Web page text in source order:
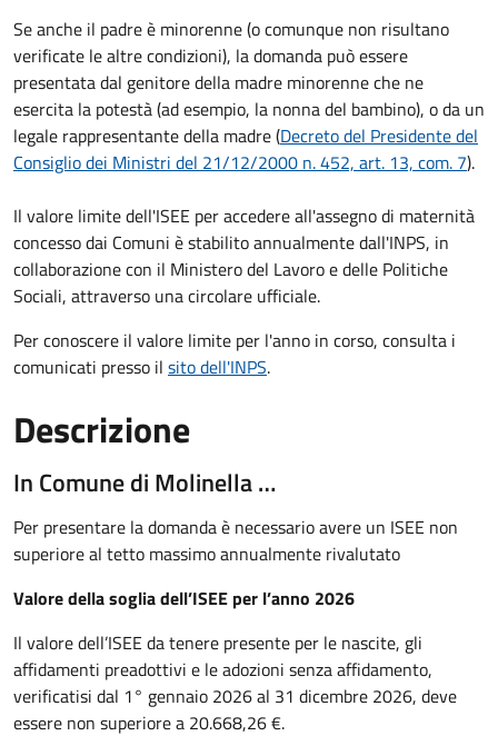
Se anche il padre è minorenne (o comunque non risultano
verificate le altre condizioni), la domanda può essere
presentata dal genitore della madre minorenne che ne
esercita la potestà (ad esempio, la nonna del bambino), o da un
legale rappresentante della madre (Decreto del Presidente del
Consiglio dei Ministri del 21/12/2000 n. 452, art. 13, com. 7).
Il valore limite dell'ISEE per accedere all'assegno di maternità
concesso dai Comuni è stabilito annualmente dall'INPS, in
collaborazione con il Ministero del Lavoro e delle Politiche
Sociali, attraverso una circolare ufficiale.
Per conoscere il valore limite per l'anno in corso, consulta i
comunicati presso il sito dell'INPS.
Descrizione
In Comune di Molinella …
Per presentare la domanda è necessario avere un ISEE non
superiore al tetto massimo annualmente rivalutato
Valore della soglia dell’ISEE per l’anno 2026
Il valore dell’ISEE da tenere presente per le nascite, gli
affidamenti preadottivi e le adozioni senza affidamento,
verificatisi dal 1° gennaio 2026 al 31 dicembre 2026, deve
essere non superiore a 20.668,26 €.